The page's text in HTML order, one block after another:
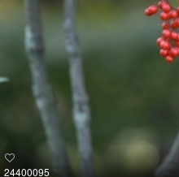
24400095